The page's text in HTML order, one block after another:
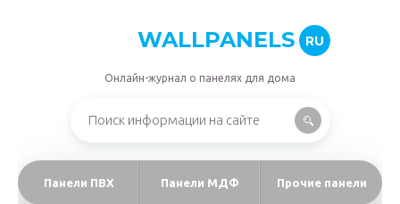
WALLPANELS RU
Онлайн-журнал о панелях для дома
Панели ПВХ Панели МДФ Прочие панели